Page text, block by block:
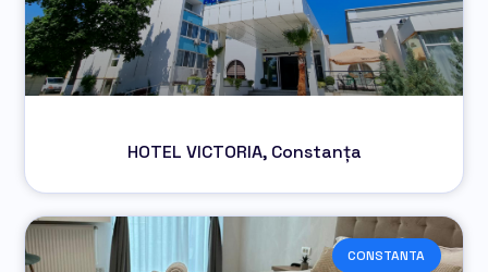
HOTEL VICTORIA, Constanța
CONSTANTA